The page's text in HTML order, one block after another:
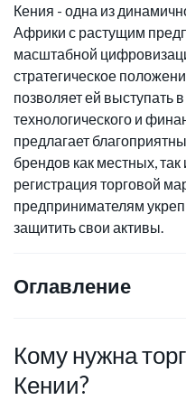
Кения - одна из
Африки с растущим
масштабной
стратегическое
позволяет ей выступать в
технологического и
предлагает
брендов как местных, так
регистрация торговой
предпринимателям
защитить свои активы.
Оглавление
Кому нужна
Кении?